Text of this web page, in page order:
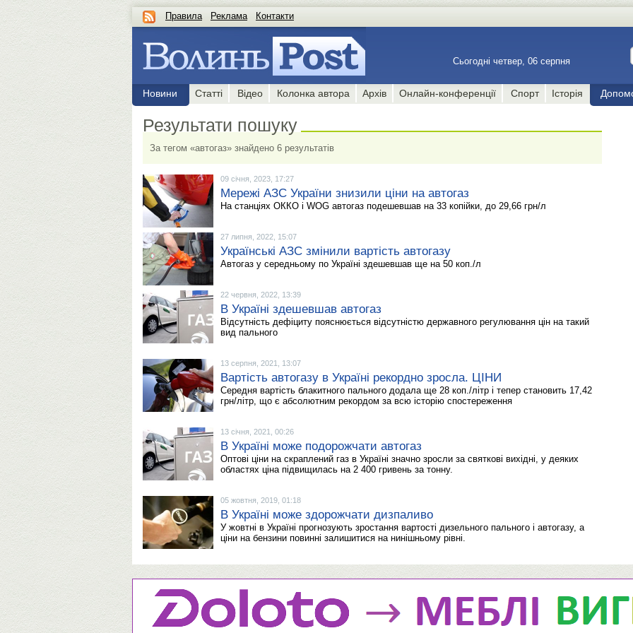
Правила Реклама Контакти
Сьогодні четвер, 06 серпня
Новини Статті Відео Колонка автора Архів Онлайн-конференції Спорт Історія
Результати пошуку
За тегом «автогаз» знайдено 6 результатів
09 січня, 2023, 17:27
Мережі АЗС України знизили ціни на автогаз
На станціях ОККО і WOG автогаз подешевшав на 33 копійки, до 29,66 грн/л
27 липня, 2022, 15:07
Українські АЗС змінили вартість автогазу
Автогаз у середньому по Україні здешевшав ще на 50 коп./л
22 червня, 2022, 13:39
В Україні здешевшав автогаз
Відсутність дефіциту пояснюється відсутністю державного регулювання цін на такий
вид пального
13 серпня, 2021, 13:07
Вартість автогазу в Україні рекордно зросла. ЦІНИ
Середня вартість блакитного пального додала ще 28 коп./літр і тепер становить 17,42
грн/літр, що є абсолютним рекордом за всю історію спостереження
13 січня, 2021, 00:26
В Україні може подорожчати автогаз
Оптові ціни на скраплений газ в Україні значно зросли за святкові вихідні, у деяких
областях ціна підвищилась на 2 400 гривень за тонну.
05 жовтня, 2019, 01:18
В Україні може здорожчати дизпаливо
У жовтні в Україні прогнозують зростання вартості дизельного пального і автогазу, а
ціни на бензини повинні залишитися на нинішньому рівні.